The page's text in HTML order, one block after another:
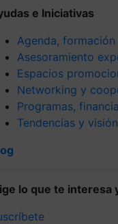
e Iniciativas
Agenda,
Asesoramiento
Espacios
Networking y
Programas,
Tendencias y
lo que te interesa